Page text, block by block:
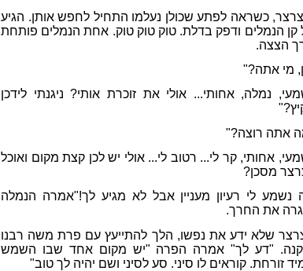
כשראה לפתע שכולן נעלמו התחיל לחפש אותן. הגיע
קן הנמלים ודפק בדלת. טוק טוק טוק. אחת הנמלים פותחת
הצצה.
מי אתה?"
נמלה, אחותי... אולי את זוכרת אותי? ניגנתי לידכן
אתה רוצה?"
אחותי, קר לי... רטוב לי... אולי יש לכן קצת מקום ואוכל
מסכן?
נשמע לי רעיון מעניין אבל לא מגיע לך!"אמרה הנמלה
את החרך.
שלא ידע את נפשו, הלך להתייעץ עם פרת משה רבנו
"דע לך" אמרה הפרה "יש מקום אחד שבו השמש
זורחת. קוראים לו סיני. סע לסיני ושם יהיה לך טוב"